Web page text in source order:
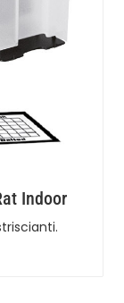
Indoor